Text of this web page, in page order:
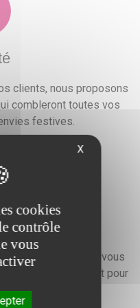
clients, nous proposons
combleront toutes vos
festives.
disponibilité pour vous
un devis gratuit pour
événement.
X
cookies
contrôle
vous